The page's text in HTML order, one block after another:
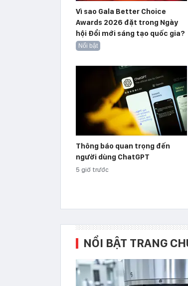
Vì sao Gala Better Choice
Awards 2026 đặt trong Ngày
hội Đổi mới sáng tạo quốc gia?
Nổi bật
Thông báo quan trọng đến
người dùng ChatGPT
5 giờ trước
NỔI BẬT TRANG